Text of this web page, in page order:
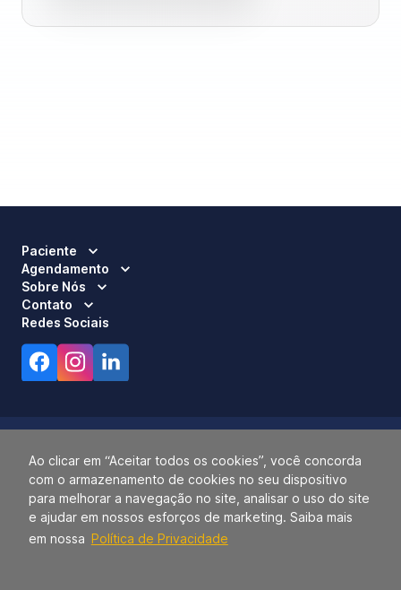
Ao clicar em “Aceitar todos os cookies”, você concorda
com o armazenamento de cookies no seu dispositivo
para melhorar a navegação no site, analisar o uso do site
e ajudar em nossos esforços de marketing. Saiba mais
em nossa Política de Privacidade
Paciente
Agendamento
Sobre Nós
Contato
Redes Sociais
Responsável Técnico:
Dra. Luci Mara Barbiero – CRM 120.433/SP
2026 ALLIANÇA. TODOS OS DIREITOS RESERVADOS.
14.055.768/0001-77.